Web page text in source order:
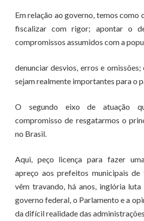
Em relação ao governo, temos como
fiscalizar com rigor; apontar o
compromissos assumidos com a
denunciar desvios, erros e
sejam realmente importantes para o
O segundo eixo de atuação
compromisso de resgatarmos o
no Brasil.
Aqui, peço licença para fazer
apreço aos prefeitos municipais de
vêm travando, há anos, inglória
governo federal, o Parlamento e a
da difícil realidade das